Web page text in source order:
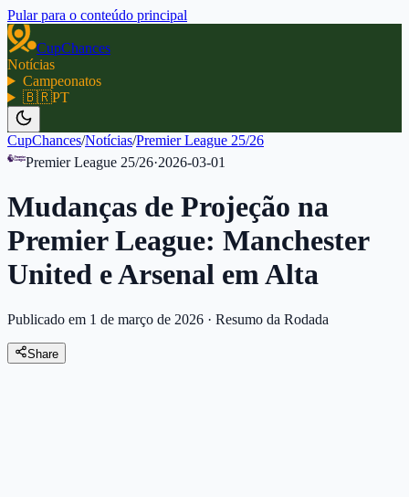
Pular para o conteúdo principal
CupChances
Notícias
Campeonatos
🇧🇷PT
CupChances/Notícias/Premier League 25/26
Premier League 25/26·2026-03-01
Mudanças de Projeção na
Premier League: Manchester
United e Arsenal em Alta
Publicado em 1 de março de 2026 · Resumo da Rodada
Share